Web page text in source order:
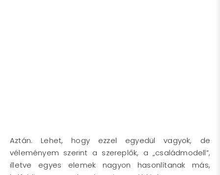
Aztán. Lehet, hogy ezzel egyedül vagyok, de
véleményem szerint a szereplők, a „családmodell”,
illetve egyes elemek nagyon hasonlítanak más,